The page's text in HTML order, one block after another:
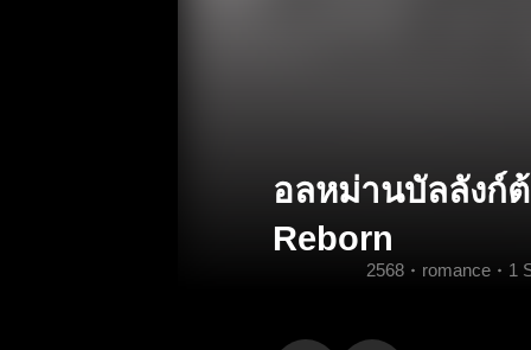
อลหม่านบัลลังก์
Reborn
2568 romance 1